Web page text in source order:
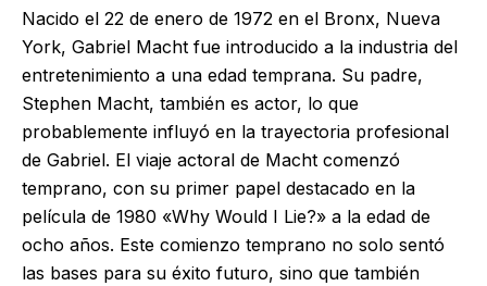
Nacido el 22 de enero de 1972 en el Bronx, Nueva
York, Gabriel Macht fue introducido a la industria del
entretenimiento a una edad temprana. Su padre,
Stephen Macht, también es actor, lo que
probablemente influyó en la trayectoria profesional
de Gabriel. El viaje actoral de Macht comenzó
temprano, con su primer papel destacado en la
película de 1980 «Why Would I Lie?» a la edad de
ocho años. Este comienzo temprano no solo sentó
las bases para su éxito futuro, sino que también